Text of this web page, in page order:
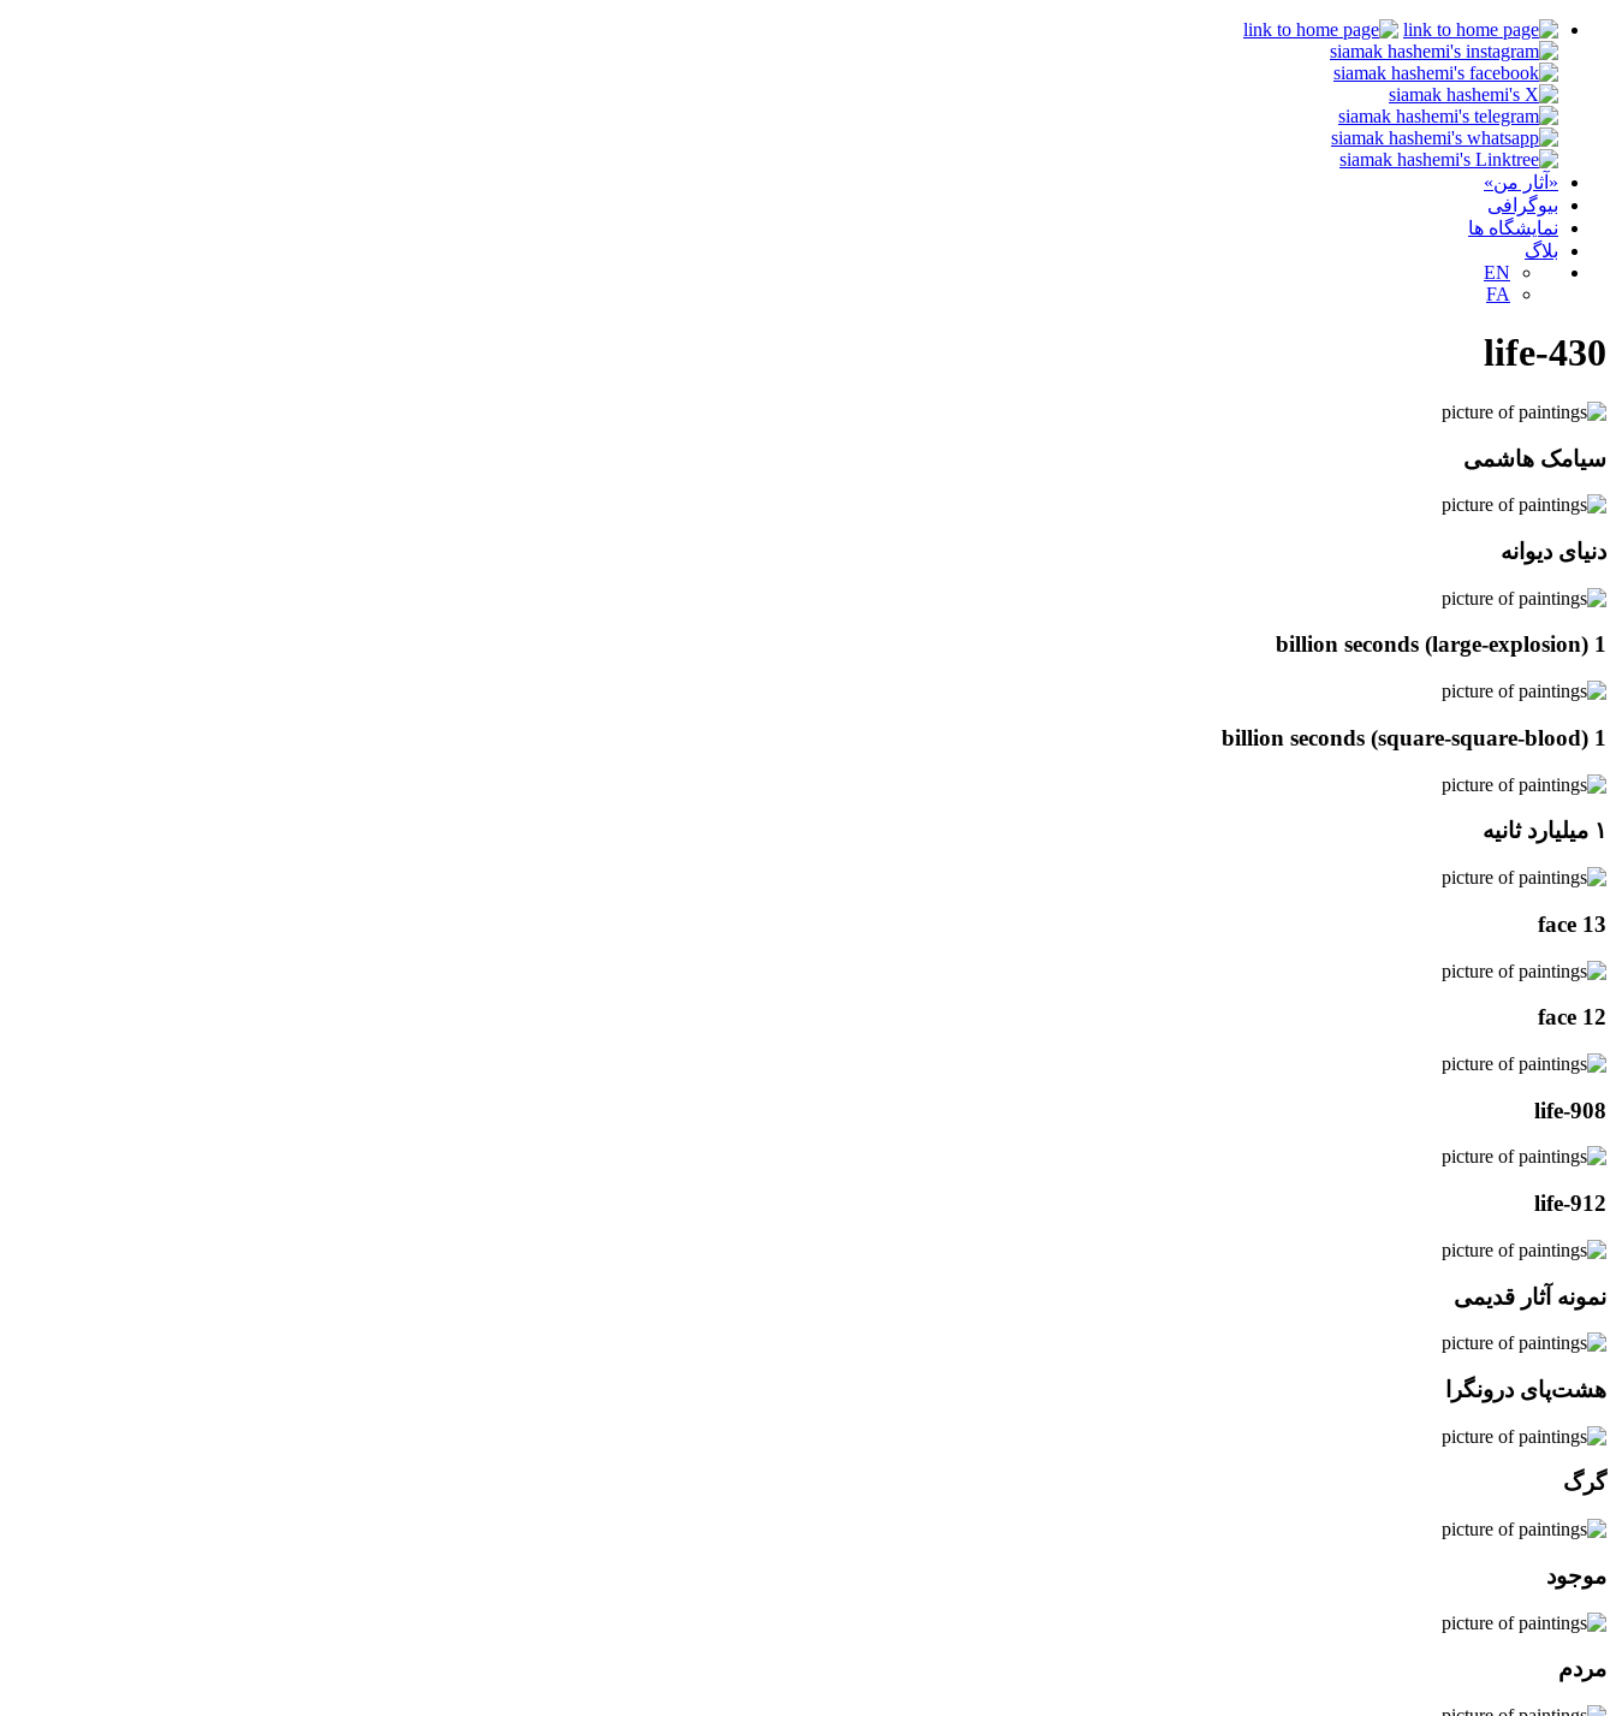
«آثار من»
بیوگرافی
نمایشگاه ها
بلاگ
EN
FA
life-430
سیامک هاشمی
دنیای دیوانه
1 billion seconds (large-explosion)
1 billion seconds (square-square-blood)
۱ میلیارد ثانیه
face 13
face 12
life-908
life-912
نمونه آثار قدیمی
هشت‌پای درونگرا
گرگ
موجود
مردم